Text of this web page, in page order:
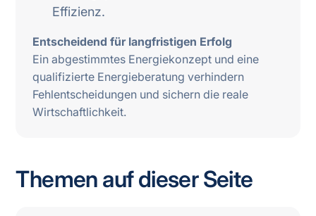
Effizienz.
Entscheidend für langfristigen Erfolg
Ein abgestimmtes Energiekonzept und eine
qualifizierte Energieberatung verhindern
Fehlentscheidungen und sichern die reale
Wirtschaftlichkeit.
Themen auf dieser Seite